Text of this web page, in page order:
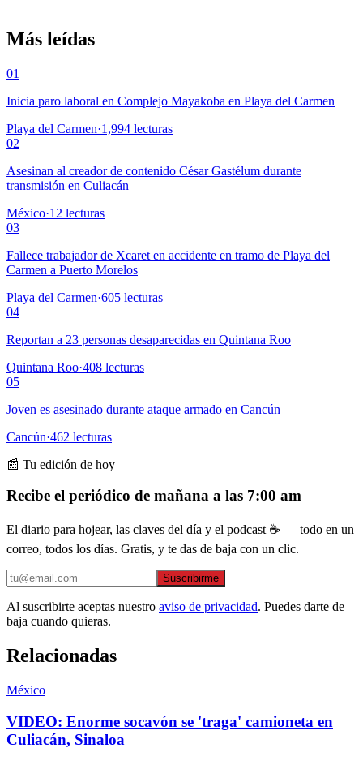
Más leídas
01
Inicia paro laboral en Complejo Mayakoba en Playa del Carmen
Playa del Carmen·1,994 lecturas
02
Asesinan al creador de contenido César Gastélum durante
transmisión en Culiacán
México·12 lecturas
03
Fallece trabajador de Xcaret en accidente en tramo de Playa del
Carmen a Puerto Morelos
Playa del Carmen·605 lecturas
04
Reportan a 23 personas desaparecidas en Quintana Roo
Quintana Roo·408 lecturas
05
Joven es asesinado durante ataque armado en Cancún
Cancún·462 lecturas
📰 Tu edición de hoy
Recibe el periódico de mañana a las 7:00 am
El diario para hojear, las claves del día y el podcast ☕ — todo en un
correo, todos los días. Gratis, y te das de baja con un clic.
Suscribirme
Al suscribirte aceptas nuestro aviso de privacidad. Puedes darte de
baja cuando quieras.
Relacionadas
México
VIDEO: Enorme socavón se 'traga' camioneta en
Culiacán, Sinaloa